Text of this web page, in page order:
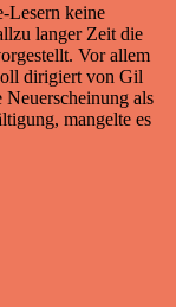
Lesern keine
langer Zeit die
Vor allem
dirigiert von Gil
als
mangelte es